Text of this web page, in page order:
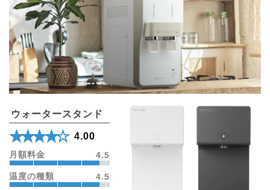
ウォータースタンド
★★★★★
☆☆☆☆☆ 4.00
月額料金 4.5
温度の種類 4.5